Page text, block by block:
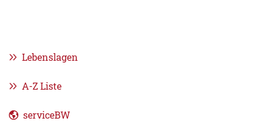
Lebenslagen
A-Z Liste
serviceBW